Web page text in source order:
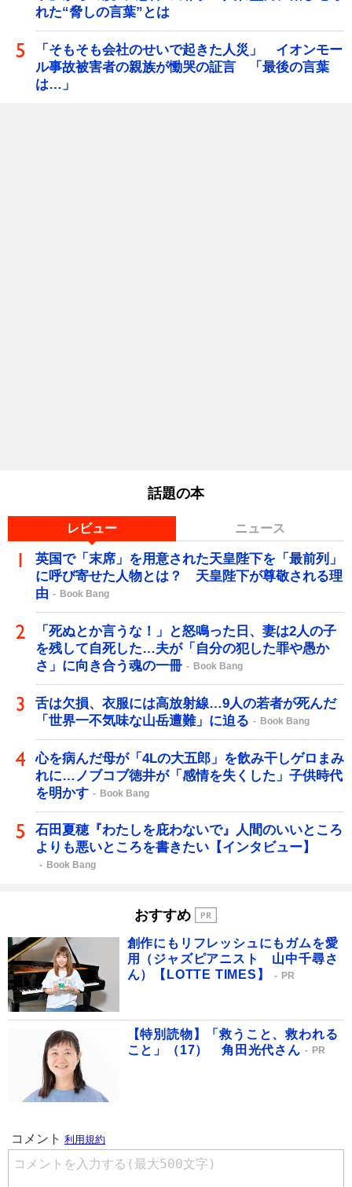
れた“脅しの言葉”とは
「そもそも会社のせいで起きた人災」 イオンモー
ル事故被害者の親族が慟哭の証言 「最後の言葉
は…」
話題の本
レビュー ニュース
英国で「末席」を用意された天皇陛下を「最前列」
に呼び寄せた人物とは？ 天皇陛下が尊敬される理
由
Book Bang
「死ぬとか言うな！」と怒鳴った日、妻は2人の子
を残して自死した…夫が「自分の犯した罪や愚か
さ」に向き合う魂の一冊
Book Bang
舌は欠損、衣服には高放射線…9人の若者が死んだ
「世界一不気味な山岳遭難」に迫る
Book Bang
心を病んだ母が「4Lの大五郎」を飲み干しゲロまみ
れに…ノブコブ徳井が「感情を失くした」子供時代
を明かす
Book Bang
石田夏穂『わたしを庇わないで』人間のいいところ
よりも悪いところを書きたい【インタビュー】
Book Bang
おすすめ
創作にもリフレッシュにもガムを愛
用（ジャズピアニスト 山中千尋さ
ん）【LOTTE TIMES】
PR
【特別読物】「救うこと、救われる
こと」（17） 角田光代さん
PR